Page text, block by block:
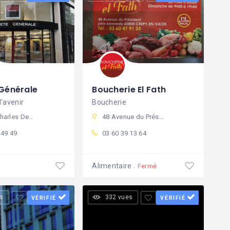
Crépy-en-Valois, France
49
Boucherie El Fath
Boucherie
48 Avenue du Président John Kennedy, crépy
03 60 39 13 64
Alimentaire Fermé
VÉRIFIÉ 332 vues VÉRIFIÉ